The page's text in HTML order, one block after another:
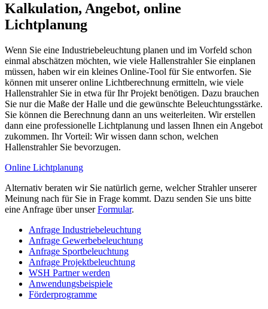
Kalkulation, Angebot, online
Lichtplanung
Wenn Sie eine Industriebeleuchtung planen und im Vorfeld schon
einmal abschätzen möchten, wie viele Hallenstrahler Sie einplanen
müssen, haben wir ein kleines Online-Tool für Sie entworfen. Sie
können mit unserer online Lichtberechnung ermitteln, wie viele
Hallenstrahler Sie in etwa für Ihr Projekt benötigen. Dazu brauchen
Sie nur die Maße der Halle und die gewünschte Beleuchtungsstärke.
Sie können die Berechnung dann an uns weiterleiten. Wir erstellen
dann eine professionelle Lichtplanung und lassen Ihnen ein Angebot
zukommen. Ihr Vorteil: Wir wissen dann schon, welchen
Hallenstrahler Sie bevorzugen.
Online Lichtplanung
Alternativ beraten wir Sie natürlich gerne, welcher Strahler unserer
Meinung nach für Sie in Frage kommt. Dazu senden Sie uns bitte
eine Anfrage über unserFormular.
Anfrage Industriebeleuchtung
Anfrage Gewerbebeleuchtung
Anfrage Sportbeleuchtung
Anfrage Projektbeleuchtung
WSH Partner werden
Anwendungsbeispiele
Förderprogramme